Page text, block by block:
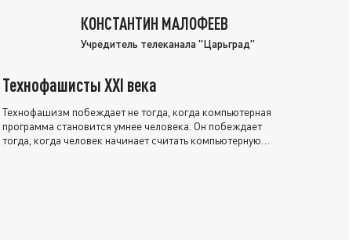
КОНСТАНТИН МАЛОФЕЕВ
Учредитель телеканала "Царьград"
Технофашисты XXI века
Технофашизм побеждает не тогда, когда компьютерная
программа становится умнее человека. Он побеждает
тогда, когда человек начинает считать компьютерную